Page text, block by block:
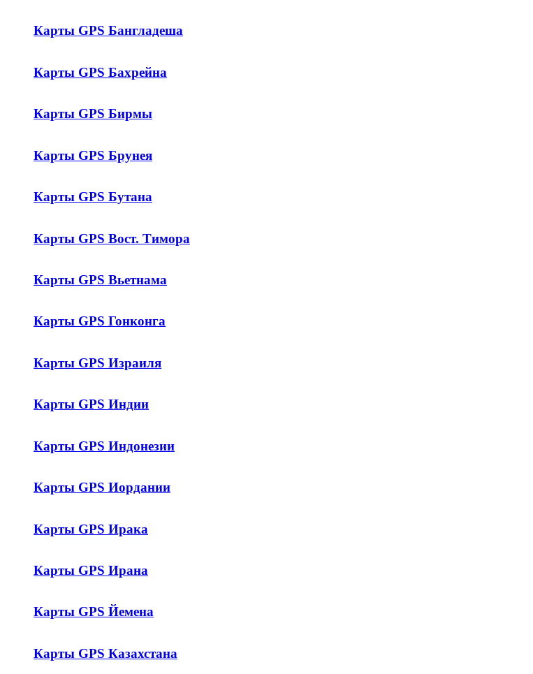
Карты GPS Бангладеша
Карты GPS Бахрейна
Карты GPS Бирмы
Карты GPS Брунея
Карты GPS Бутана
Карты GPS Вост. Тимора
Карты GPS Вьетнама
Карты GPS Гонконга
Карты GPS Израиля
Карты GPS Индии
Карты GPS Индонезии
Карты GPS Иордании
Карты GPS Ирака
Карты GPS Ирана
Карты GPS Йемена
Карты GPS Казахстана